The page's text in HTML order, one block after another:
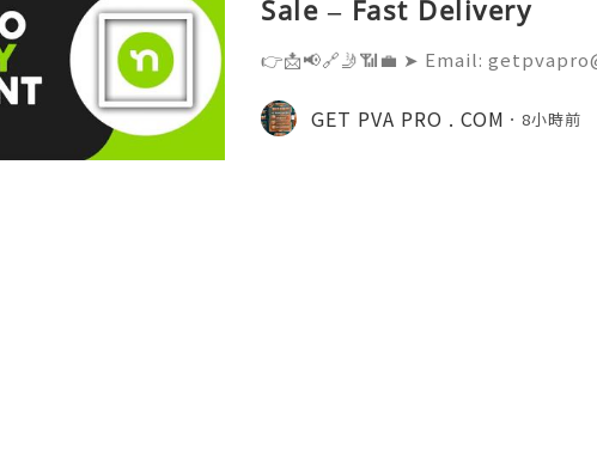
Sale – Fast Delivery
👉📩📢🔗🤳📶💼 ➤ Email:
@Getpvapro 👉📩📢🔗🤳📶💼 ➤
Verified Nextdoor Accounts –
GET PVA PRO . COM 8小時前